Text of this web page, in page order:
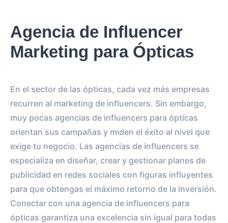
Agencia de Influencer
Marketing para Ópticas
En el sector de las ópticas, cada vez más empresas
recurren al marketing de influencers. Sin embargo,
muy pocas agencias de influencers para ópticas
orientan sus campañas y miden el éxito al nivel que
exige tu negocio. Las agencias de influencers se
especializa en diseñar, crear y gestionar planes de
publicidad en redes sociales con figuras influyentes
para que obtengas el máximo retorno de la inversión.
Conectar con una agencia de influencers para
ópticas garantiza una excelencia sin igual para todas